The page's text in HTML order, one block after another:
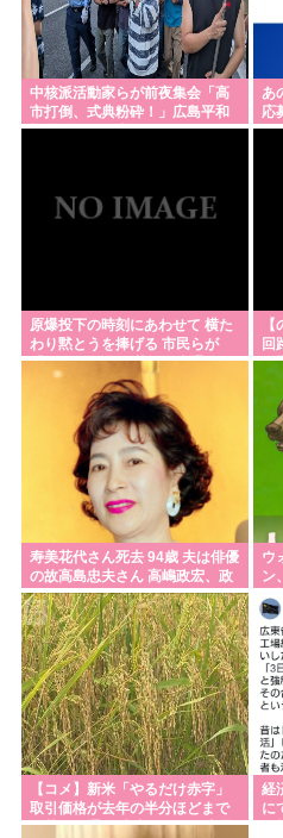
Powered by livedoor 相互RSS
中核派活動家らが前夜集会「高
市打倒、式典粉砕！」広島平和
記念公園から隊列組みデモ行進
あ
応
原爆投下の時刻にあわせて 横た
わり黙とうを捧げる 市民らが
「ダイ・イン」 札幌・大通公園
回
放
し
寿美花代さん死去 94歳 夫は俳優
の故高島忠夫さん 高嶋政宏、政
伸の母
ウ
ン
女
【コメ】新米「やるだけ赤字」
取引価格が去年の半分ほどまで
下落の見通し 生産コストは上昇
経
に